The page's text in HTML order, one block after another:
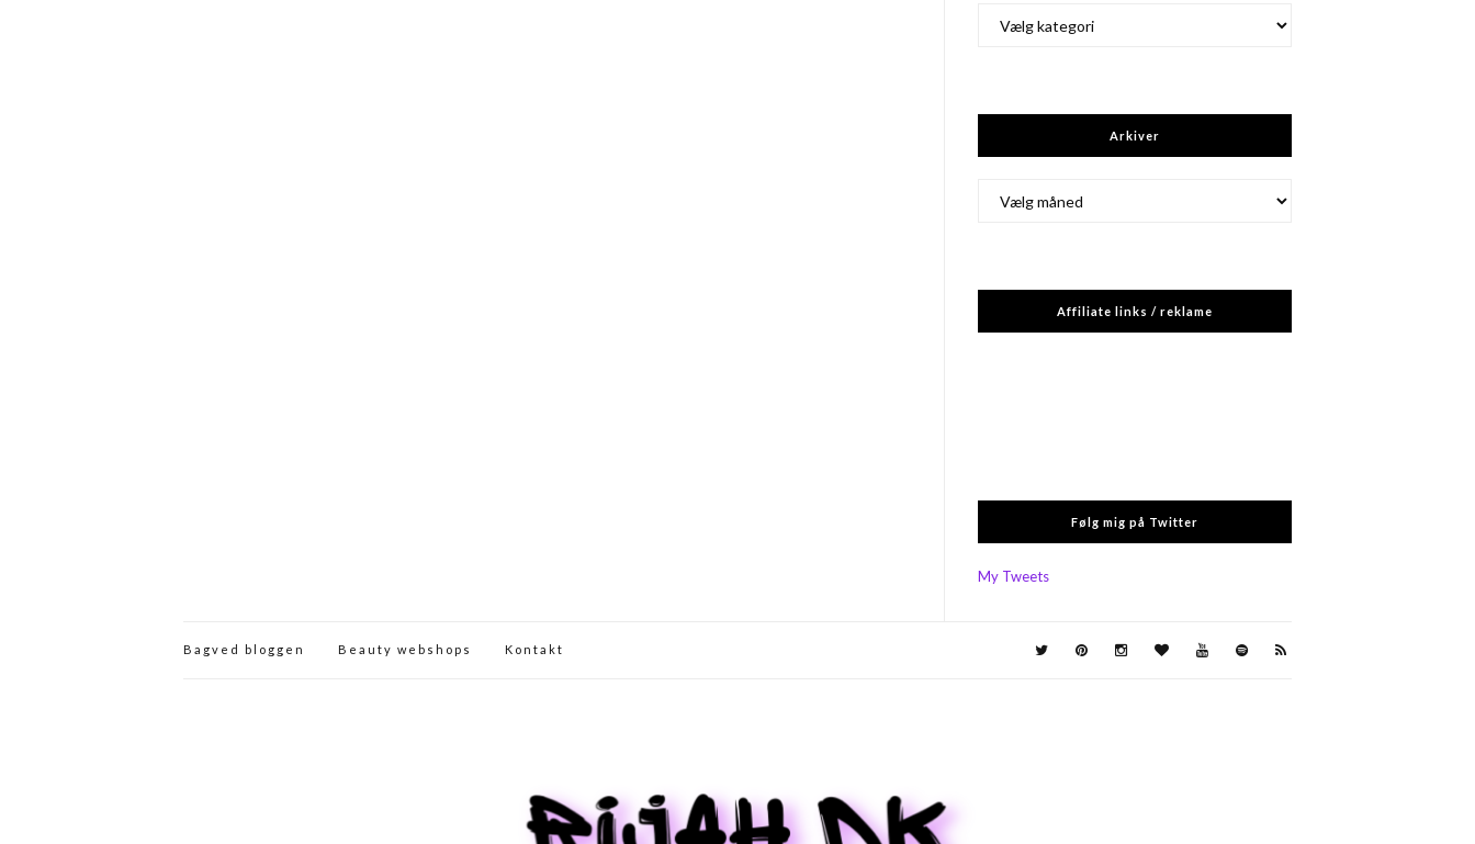
Arkiver
Affiliate links / reklame
Følg mig på Twitter
My Tweets
Bagved bloggen Beauty webshops Kontakt